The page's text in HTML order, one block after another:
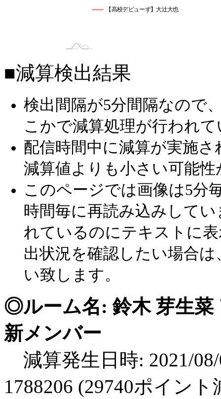
【高校デビューず】大辻大也
ガチイベ18時【バス村】ブロード！！吉村せ
【ルーム説明の事前参照必須！】カレー親父
■減算検出結果
検出間隔が5分間隔なので
こかで減算処理が行われ
配信時間中に減算が実施
減算値よりも小さい可能
このページでは画像は5分
時間毎に再読み込みして
れているのにテキストに
出状況を確認したい場合
い致します。
◎ルーム名: 鈴木 芽生菜
新メンバー
減算発生日時: 2021/
1788206 (29740ポイント